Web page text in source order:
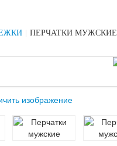
ПЕРЧАТКИ МУЖСКИЕ
изображение